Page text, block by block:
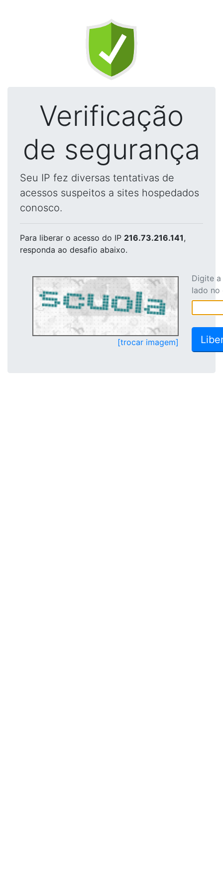
Verificação
de segurança
Seu IP fez diversas tentativas de
acessos suspeitos a sites hospedados
conosco.
Para liberar o acesso do IP 216.73.216.141,
responda ao desafio abaixo.
[trocar imagem]
Digite
lado no